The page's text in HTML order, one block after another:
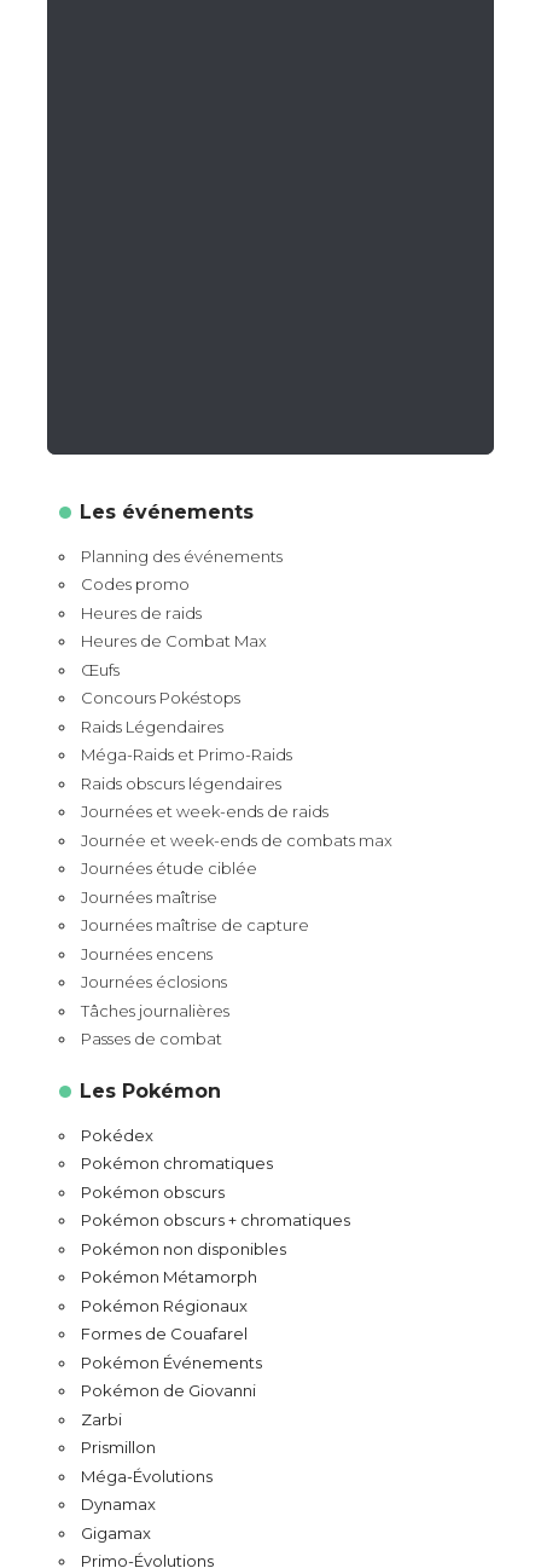
Les événements
Planning des événements
Codes promo
Heures de raids
Heures de Combat Max
Œufs
Concours Pokéstops
Raids Légendaires
Méga-Raids et Primo-Raids
Raids obscurs légendaires
Journées et week-ends de raids
Journée et week-ends de combats max
Journées étude ciblée
Journées maîtrise
Journées maîtrise de capture
Journées encens
Journées éclosions
Tâches journalières
Passes de combat
Les Pokémon
Pokédex
Pokémon chromatiques
Pokémon obscurs
Pokémon obscurs + chromatiques
Pokémon non disponibles
Pokémon Métamorph
Pokémon Régionaux
Formes de Couafarel
Pokémon Événements
Pokémon de Giovanni
Zarbi
Prismillon
Méga-Évolutions
Dynamax
Gigamax
Primo-Évolutions